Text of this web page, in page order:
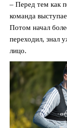
– Перед тем как
команда
Потом начал
переходил, знал
лицо.